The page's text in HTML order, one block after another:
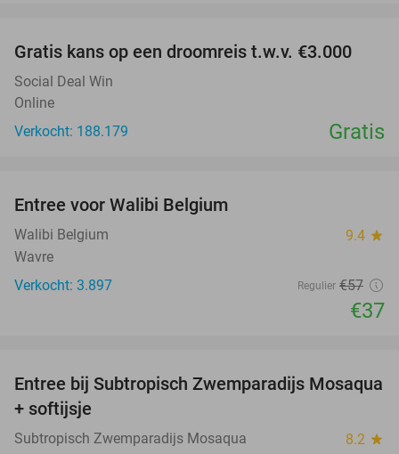
Gratis kans op een droomreis t.w.v. €3.000
Social Deal Win
Online
Verkocht: 188.179
Gratis
Entree voor Walibi Belgium
Walibi Belgium 9.4 star
Wavre
Verkocht: 3.897
Regulier €57
€37
25%
Entree bij Subtropisch Zwemparadijs Mosaqua
+ softijsje
Subtropisch Zwemparadijs Mosaqua 8.2 star